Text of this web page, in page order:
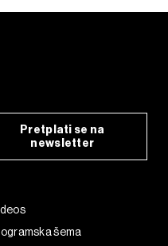
Pretplati se na
newsletter
šema